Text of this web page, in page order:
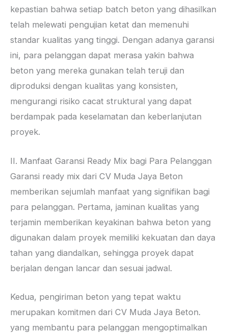
kepastian bahwa setiap batch beton yang dihasilkan
telah melewati pengujian ketat dan memenuhi
standar kualitas yang tinggi. Dengan adanya garansi
ini, para pelanggan dapat merasa yakin bahwa
beton yang mereka gunakan telah teruji dan
diproduksi dengan kualitas yang konsisten,
mengurangi risiko cacat struktural yang dapat
berdampak pada keselamatan dan keberlanjutan
proyek.
II. Manfaat Garansi Ready Mix bagi Para Pelanggan
Garansi ready mix dari CV Muda Jaya Beton
memberikan sejumlah manfaat yang signifikan bagi
para pelanggan. Pertama, jaminan kualitas yang
terjamin memberikan keyakinan bahwa beton yang
digunakan dalam proyek memiliki kekuatan dan daya
tahan yang diandalkan, sehingga proyek dapat
berjalan dengan lancar dan sesuai jadwal.
Kedua, pengiriman beton yang tepat waktu
merupakan komitmen dari CV Muda Jaya Beton.
yang membantu para pelanggan mengoptimalkan